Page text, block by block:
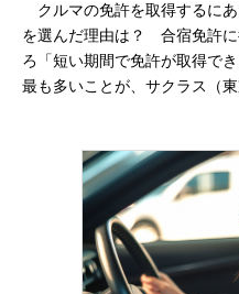
クルマの免許を取得するに
を選んだ理由は？ 合宿免許に
ろ「短い期間で免許が取得で
最も多いことが、サクラス（